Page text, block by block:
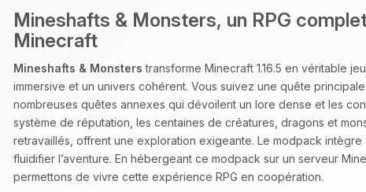
Mineshafts & Monsters, un RPG
Minecraft
Mineshafts & Monsters transforme Minecraft 1.16.5 en véritable
immersive et un univers cohérent. Vous suivez une quête
nombreuses quêtes annexes qui dévoilent un lore dense et les
système de réputation, les centaines de créatures, dragons et
retravaillés, offrent une exploration exigeante. Le modpack
fluidifier l’aventure. En hébergeant ce modpack sur un serveur
permettons de vivre cette expérience RPG en coopération.